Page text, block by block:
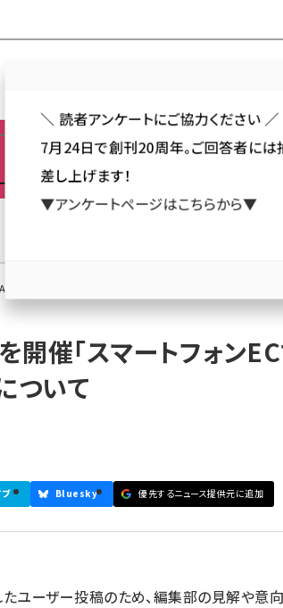
者Forum
カテゴリ／種別 から探す セミ
無料セミナーを開催「スマートフォンECで売上を作る為の最適化
催「スマートフォン
ついて
Bluesky 優先するニュース提供元に追加
ユーザー投稿のため、編集部の見解や意
＼ 読者アンケートにご協力ください ／
7月24日で創刊20周年。ご回答者には
差し上げます！
▼アンケートページはこちらから▼